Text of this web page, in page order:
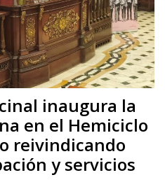
inaugura la
en el Hemiciclo
reivindicando
y servicios